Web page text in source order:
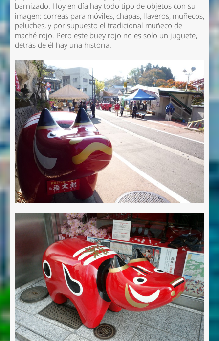
barnizado. Hoy en día hay todo tipo de objetos con su
imagen: correas para móviles, chapas, llaveros, muñecos,
peluches, y por supuesto el tradicional muñeco de
maché rojo. Pero este buey rojo no es solo un juguete,
detrás de él hay una historia.